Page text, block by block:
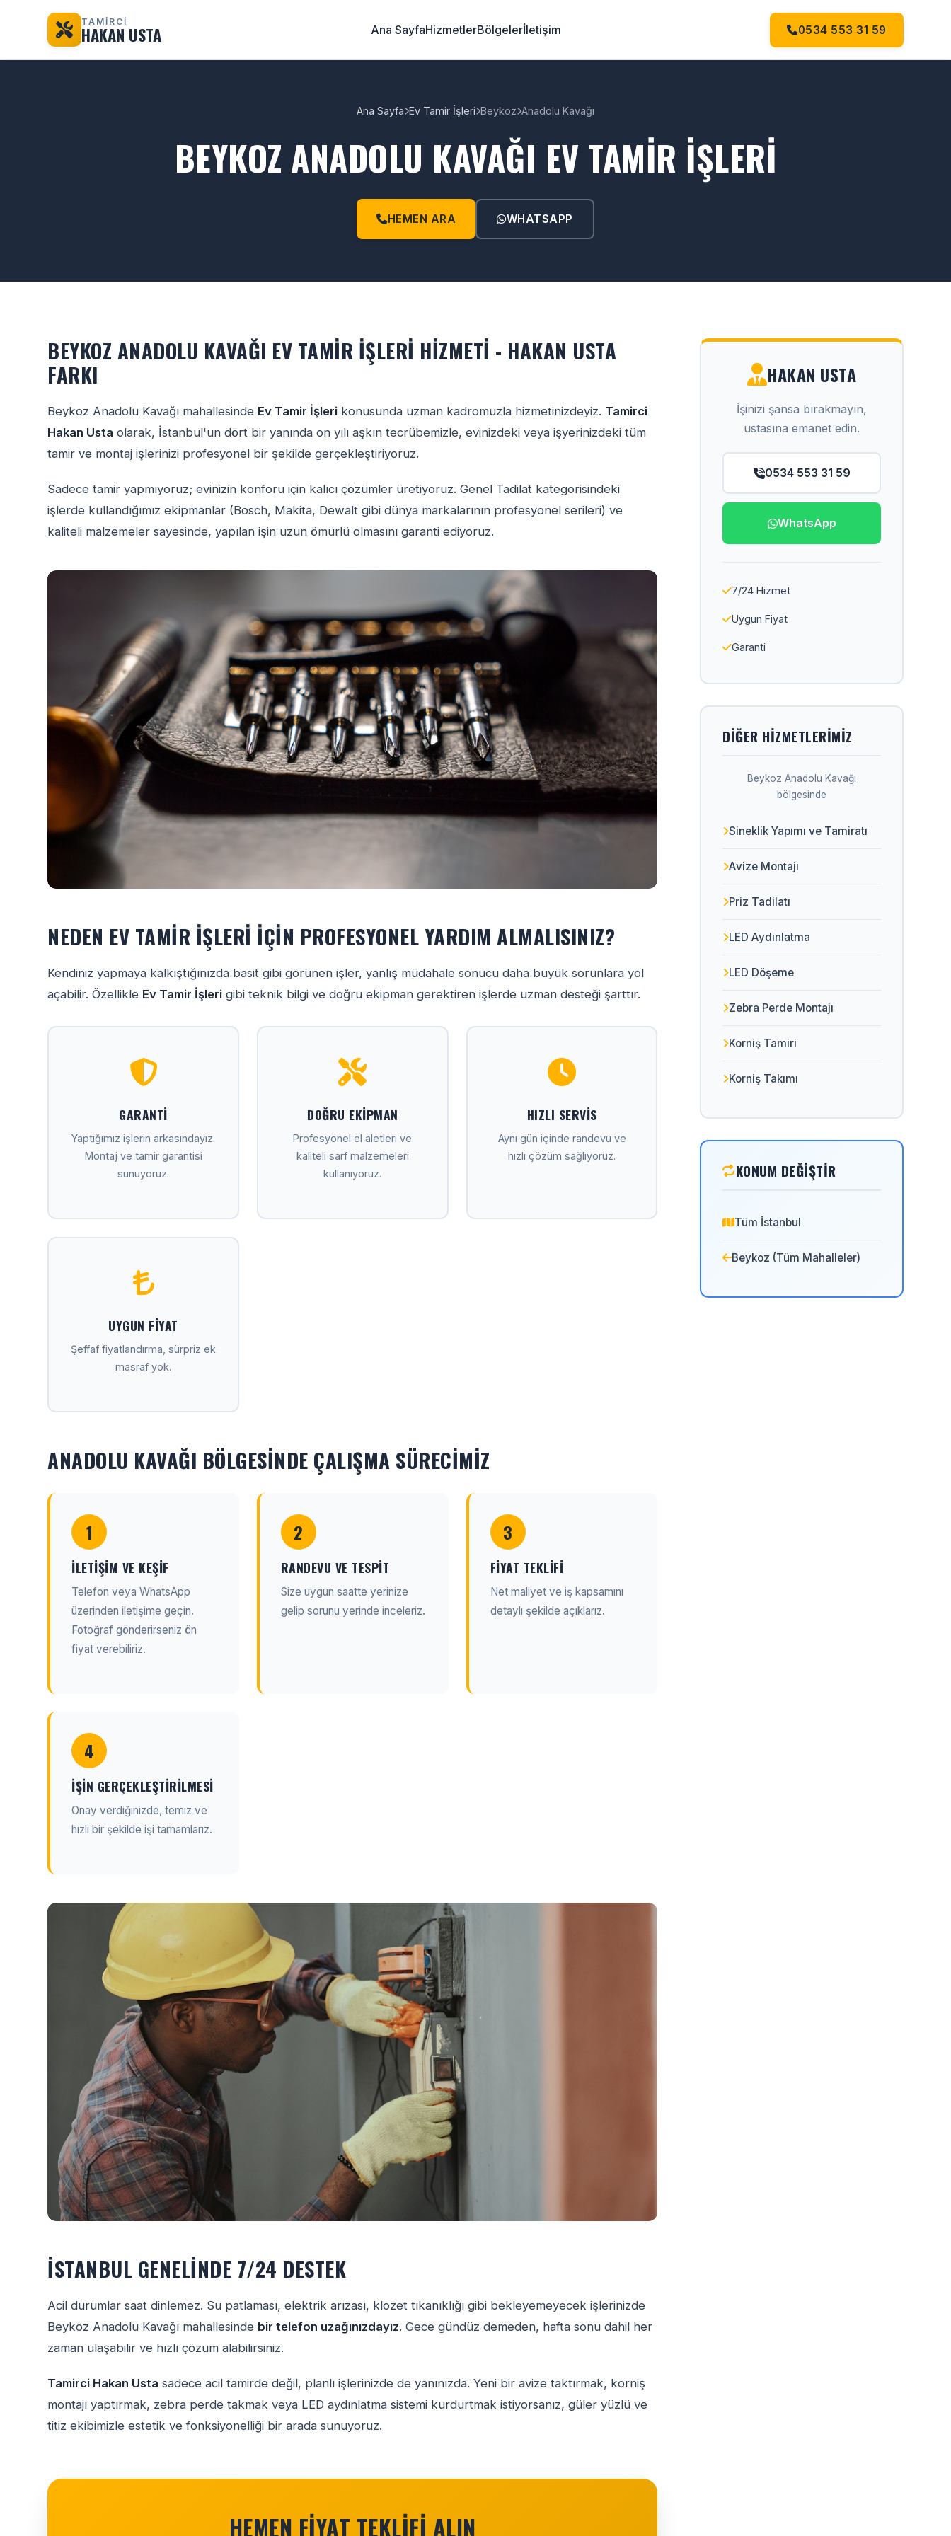
TAMİRCİ
HAKAN USTA Ana SayfaHizmetlerBölgelerİletişim 0534 553 31 59
Ana Sayfa Ev Tamir İşleri Beykoz Anadolu Kavağı
BEYKOZ ANADOLU KAVAĞI EV TAMIR İŞLERI
HEMEN ARA WHATSAPP
BEYKOZ ANADOLU KAVAĞI EV TAMIR İŞLERI HIZMETI - HAKAN USTA
FARKI
Beykoz Anadolu Kavağı mahallesinde Ev Tamir İşleri konusunda uzman kadromuzla hizmetinizdeyiz. Tamirci
Hakan Usta olarak, İstanbul'un dört bir yanında on yılı aşkın tecrübemizle, evinizdeki veya işyerinizdeki tüm
tamir ve montaj işlerinizi profesyonel bir şekilde gerçekleştiriyoruz.
Sadece tamir yapmıyoruz; evinizin konforu için kalıcı çözümler üretiyoruz. Genel Tadilat kategorisindeki
işlerde kullandığımız ekipmanlar (Bosch, Makita, Dewalt gibi dünya markalarının profesyonel serileri) ve
kaliteli malzemeler sayesinde, yapılan işin uzun ömürlü olmasını garanti ediyoruz.
NEDEN EV TAMIR İŞLERI İÇIN PROFESYONEL YARDIM ALMALISINIZ?
Kendiniz yapmaya kalkıştığınızda basit gibi görünen işler, yanlış müdahale sonucu daha büyük sorunlara yol
açabilir. Özellikle Ev Tamir İşleri gibi teknik bilgi ve doğru ekipman gerektiren işlerde uzman desteği şarttır.
GARANTI
Yaptığımız işlerin arkasındayız.
Montaj ve tamir garantisi
sunuyoruz.
DOĞRU EKIPMAN
Profesyonel el aletleri ve
kaliteli sarf malzemeleri
kullanıyoruz.
HIZLI SERVIS
Aynı gün içinde randevu ve
hızlı çözüm sağlıyoruz.
UYGUN FIYAT
Şeffaf fiyatlandırma, sürpriz ek
masraf yok.
ANADOLU KAVAĞI BÖLGESINDE ÇALIŞMA SÜRECIMIZ
1
İLETIŞIM VE KEŞIF
Telefon veya WhatsApp
üzerinden iletişime geçin.
Fotoğraf gönderirseniz ön
fiyat verebiliriz.
2
RANDEVU VE TESPIT
Size uygun saatte yerinize
gelip sorunu yerinde inceleriz.
3
FIYAT TEKLIFI
Net maliyet ve iş kapsamını
detaylı şekilde açıklarız.
4
İŞIN GERÇEKLEŞTIRILMESI
Onay verdiğinizde, temiz ve
hızlı bir şekilde işi tamamlarız.
İSTANBUL GENELINDE 7/24 DESTEK
Acil durumlar saat dinlemez. Su patlaması, elektrik arızası, klozet tıkanıklığı gibi bekleyemeyecek işlerinizde
Beykoz Anadolu Kavağı mahallesinde bir telefon uzağınızdayız. Gece gündüz demeden, hafta sonu dahil her
zaman ulaşabilir ve hızlı çözüm alabilirsiniz.
Tamirci Hakan Usta sadece acil tamirde değil, planlı işlerinizde de yanınızda. Yeni bir avize taktırmak, korniş
montajı yaptırmak, zebra perde takmak veya LED aydınlatma sistemi kurdurtmak istiyorsanız, güler yüzlü ve
titiz ekibimizle estetik ve fonksiyonelliği bir arada sunuyoruz.
HEMEN FIYAT TEKLIFI ALIN
HAKAN USTA
İşinizi şansa bırakmayın,
ustasına emanet edin.
0534 553 31 59
WhatsApp
7/24 Hizmet
Uygun Fiyat
Garanti
DIĞER HIZMETLERIMIZ
Beykoz Anadolu Kavağı
bölgesinde
Sineklik Yapımı ve Tamiratı
Avize Montajı
Priz Tadilatı
LED Aydınlatma
LED Döşeme
Zebra Perde Montajı
Korniş Tamiri
Korniş Takımı
KONUM DEĞIŞTIR
Tüm İstanbul
Beykoz (Tüm Mahalleler)